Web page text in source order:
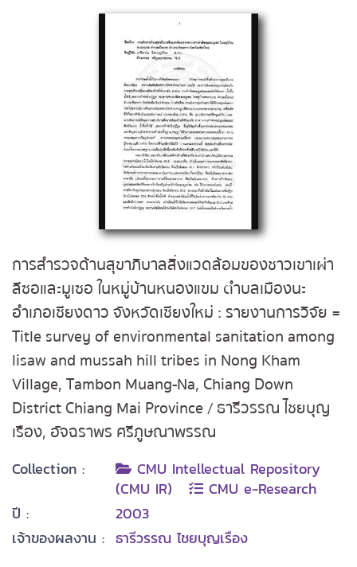
การสำรวจด้านสุขาภิบาลสิ่งแวดล้อมของชาวเขาเผ่า
ลีซอและมูเซอ ในหมู่บ้านหนองแขม ตำบลเมืองนะ
อำเภอเชียงดาว จังหวัดเชียงใหม่ : รายงานการวิจัย =
Title survey of environmental sanitation among
lisaw and mussah hill tribes in Nong Kham
Village, Tambon Muang-Na, Chiang Down
District Chiang Mai Province / ธารีวรรณ ไชยบุญ
เรือง, อัจฉราพร ศรีภูษณาพรรณ
Collection :
CMU Intellectual Repository
(CMU IR)
CMU e-Research
ปี :
2003
เจ้าของผลงาน : ธารีวรรณ ไชยบุญเรือง